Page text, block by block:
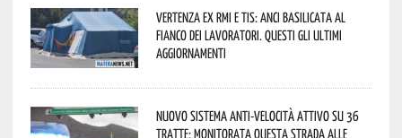
Vertenza ex RMI e TIS: ANCI Basilicata al
fianco dei lavoratori. Questi gli ultimi
aggiornamenti
Nuovo sistema anti-velocità attivo su 36
tratte: monitorata questa strada alle